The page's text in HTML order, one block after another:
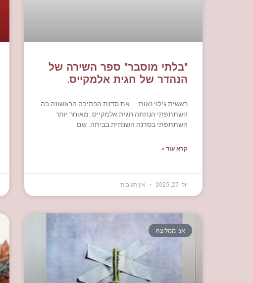
"בלתי מוסבר" ספר השירה של
הנהדר של חגית אלמקייס.
ראשית גילוי נאות – את סדנת הכתיבה הראשונה בה
השתתפתי הנחתה חגית אלמקייס. מאוחר יותר
השתתפתי בסדנה השנתית בביתה. שם
קרא עוד »
יולי 27, 2025 אין תגובות
אני ממליצה